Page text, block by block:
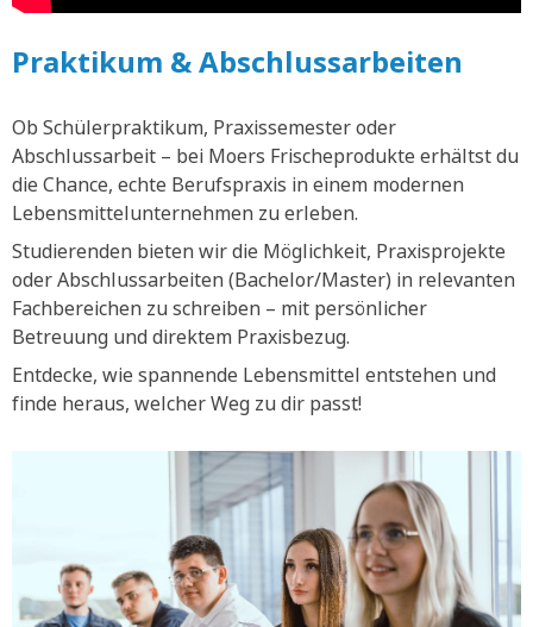
Praktikum & Abschlussarbeiten
Ob Schülerpraktikum, Praxissemester oder
Abschlussarbeit – bei Moers Frischeprodukte erhältst du
die Chance, echte Berufspraxis in einem modernen
Lebensmittelunternehmen zu erleben.
Studierenden bieten wir die Möglichkeit, Praxisprojekte
oder Abschlussarbeiten (Bachelor/Master) in relevanten
Fachbereichen zu schreiben – mit persönlicher
Betreuung und direktem Praxisbezug.
Entdecke, wie spannende Lebensmittel entstehen und
finde heraus, welcher Weg zu dir passt!